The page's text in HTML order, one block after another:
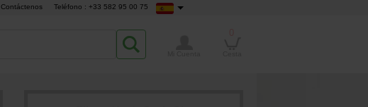
Contáctenos Teléfono : +33 582 95 00 75